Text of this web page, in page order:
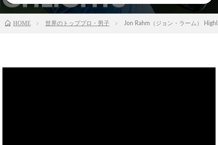
HOME 世界のトッププロ・男子 Jon Rahm（ジョン・ラーム）